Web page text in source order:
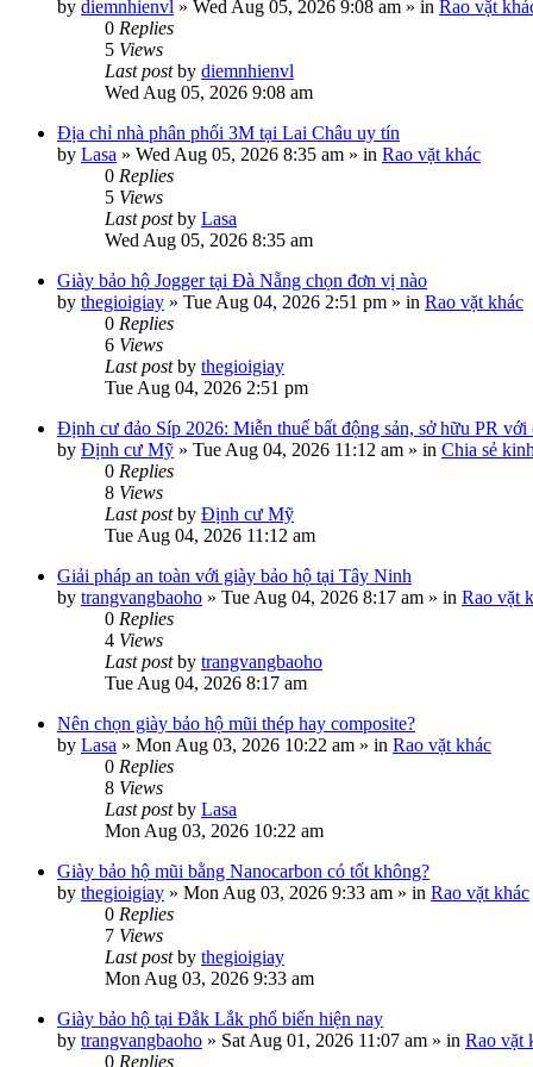
by diemnhienvl » Wed Aug 05, 2026 9:08 am » in Rao vặt
0 Replies
5 Views
Last postby diemnhienvl
Wed Aug 05, 2026 9:08 am
Địa chỉ nhà phân phối 3M tại Lai Châu uy tín
by Lasa » Wed Aug 05, 2026 8:35 am » in Rao vặt khác
0 Replies
5 Views
Last postby Lasa
Wed Aug 05, 2026 8:35 am
Giày bảo hộ Jogger tại Đà Nẵng chọn đơn vị nào
by thegioigiay » Tue Aug 04, 2026 2:51 pm » in Rao vặt khác
0 Replies
6 Views
Last postby thegioigiay
Tue Aug 04, 2026 2:51 pm
Định cư đảo Síp 2026: Miễn thuế bất động sản, sở hữu PR
by Định cư Mỹ » Tue Aug 04, 2026 11:12 am » in Chia sẻ
0 Replies
8 Views
Last postby Định cư Mỹ
Tue Aug 04, 2026 11:12 am
Giải pháp an toàn với giày bảo hộ tại Tây Ninh
by trangvangbaoho » Tue Aug 04, 2026 8:17 am » in Rao vặt
0 Replies
4 Views
Last postby trangvangbaoho
Tue Aug 04, 2026 8:17 am
Nên chọn giày bảo hộ mũi thép hay composite?
by Lasa » Mon Aug 03, 2026 10:22 am » in Rao vặt khác
0 Replies
8 Views
Last postby Lasa
Mon Aug 03, 2026 10:22 am
Giày bảo hộ mũi bằng Nanocarbon có tốt không?
by thegioigiay » Mon Aug 03, 2026 9:33 am » in Rao vặt khác
0 Replies
7 Views
Last postby thegioigiay
Mon Aug 03, 2026 9:33 am
Giày bảo hộ tại Đắk Lắk phổ biến hiện nay
by trangvangbaoho » Sat Aug 01, 2026 11:07 am » in Rao vặt
0 Replies